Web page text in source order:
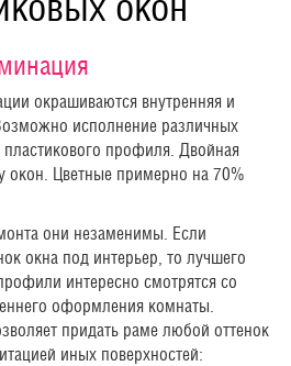
окрашиваются внутренняя и
исполнение различных
пластикового профиля. Двойная
окон. Цветные примерно на 70%
они незаменимы. Если
окна под интерьер, то лучшего
интересно смотрятся со
оформления комнаты.
придать раме любой оттенок
иных поверхностей: